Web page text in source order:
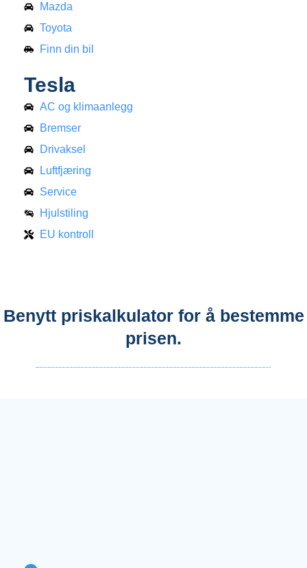
Mazda
Toyota
Finn din bil
Tesla
AC og klimaanlegg
Bremser
Drivaksel
Luftfjæring
Service
Hjulstiling
EU kontroll
Benytt priskalkulator for å bestemme
prisen.